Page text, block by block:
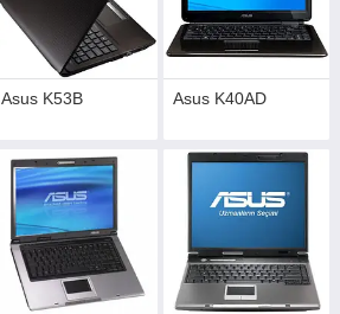
Asus K53B Asus K40AD